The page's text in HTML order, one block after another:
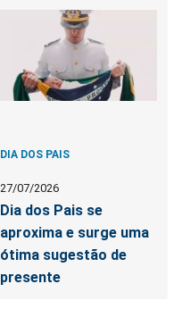
DIA DOS PAIS
27/07/2026
Dia dos Pais se
aproxima e surge uma
ótima sugestão de
presente